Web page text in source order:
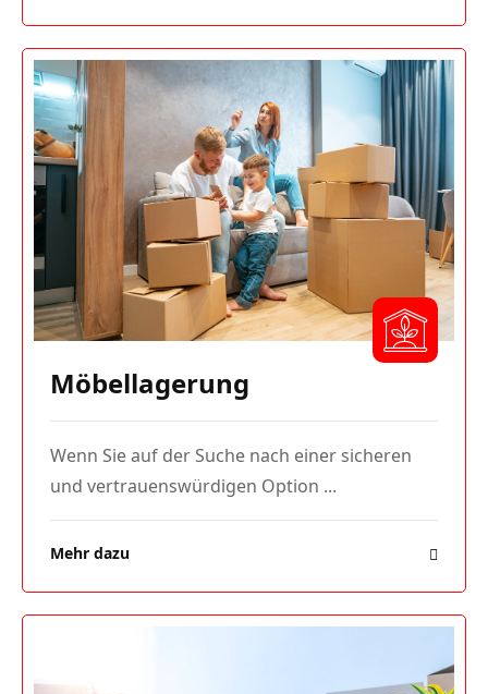
Möbellagerung
Wenn Sie auf der Suche nach einer sicheren
und vertrauenswürdigen Option ...
Mehr dazu